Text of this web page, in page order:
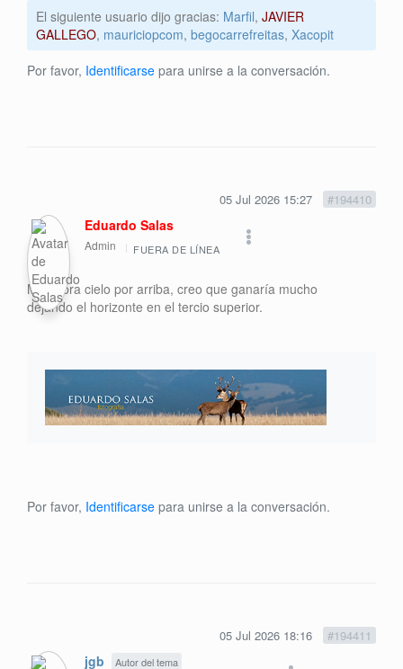
El siguiente usuario dijo gracias: Marfil, JAVIER
GALLEGO, mauriciopcom, begocarrefreitas, Xacopit
Por favor, Identificarse para unirse a la conversación.
05 Jul 2026 15:27 #194410
Eduardo Salas
Admin FUERA DE LÍNEA
Me sobra cielo por arriba, creo que ganaría mucho
dejando el horizonte en el tercio superior.
Por favor, Identificarse para unirse a la conversación.
05 Jul 2026 18:16 #194411
jgb Autor del tema